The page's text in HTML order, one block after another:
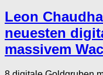
Leon
neuesten
massivem